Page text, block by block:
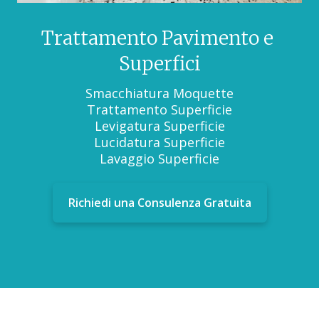
Trattamento Pavimento e
Superfici
Smacchiatura Moquette
Trattamento Superficie
Levigatura Superficie
Lucidatura Superficie
Lavaggio Superficie
Richiedi una Consulenza Gratuita